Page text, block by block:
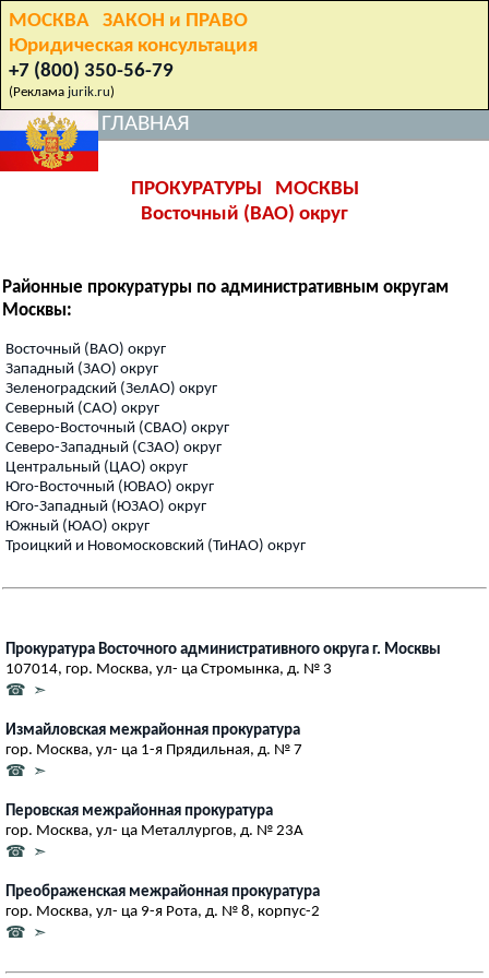
МОСКВА ЗАКОН и ПРАВО
Юридическая консультация
+7 (800) 350-56-79
(Реклама jurik.ru)
ГЛАВНАЯ
ПРОКУРАТУРЫ МОСКВЫ
Восточный (ВАО) округ
Районные прокуратуры по административным округам
Москвы:
Восточный (ВАО) округ
Западный (ЗАО) округ
Зеленоградский (ЗелАО) округ
Северный (САО) округ
Северо-Восточный (СВАО) округ
Северо-Западный (СЗАО) округ
Центральный (ЦАО) округ
Юго-Восточный (ЮВАО) округ
Юго-Западный (ЮЗАО) округ
Южный (ЮАО) округ
Троицкий и Новомосковский (ТиНАО) округ
Прокуратура Восточного административного округа г. Москвы
107014, гор. Москва, ул- ца Стромынка, д. № 3
☎ ➣
Измайловская межрайонная прокуратура
гор. Москва, ул- ца 1-я Прядильная, д. № 7
☎ ➣
Перовская межрайонная прокуратура
гор. Москва, ул- ца Металлургов, д. № 23А
☎ ➣
Преображенская межрайонная прокуратура
гор. Москва, ул- ца 9-я Рота, д. № 8, корпус-2
☎ ➣